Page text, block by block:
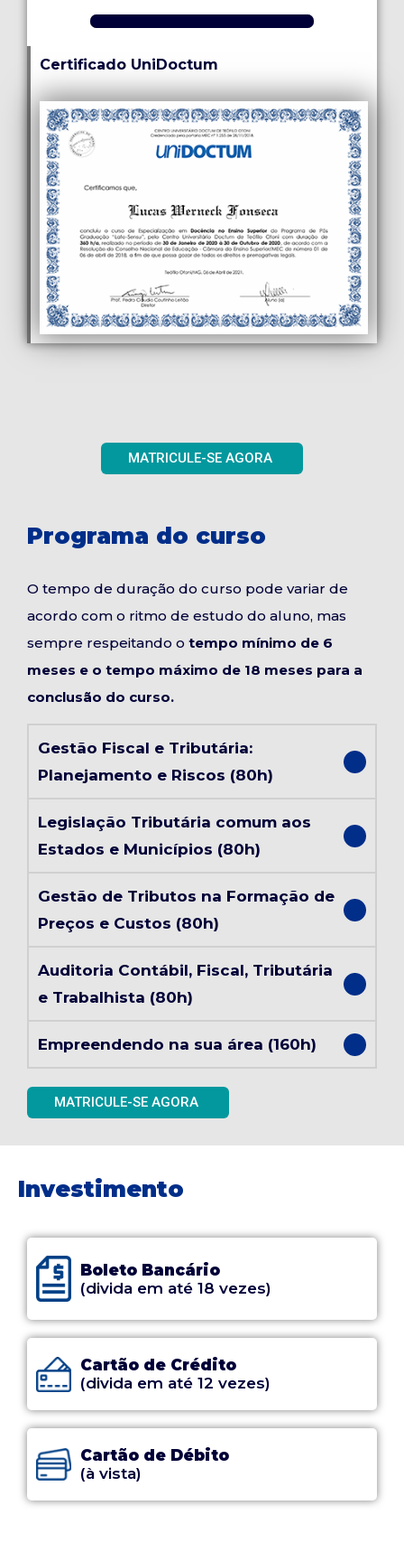
Certificado UniDoctum
MATRICULE-SE AGORA
Programa do curso
O tempo de duração do curso pode variar de
acordo com o ritmo de estudo do aluno, mas
sempre respeitando o tempo mínimo de 6
meses e o tempo máximo de 18 meses para a
conclusão do curso.
Gestão Fiscal e Tributária:
Planejamento e Riscos (80h)
Legislação Tributária comum aos
Estados e Municípios (80h)
Gestão de Tributos na Formação de
Preços e Custos (80h)
Auditoria Contábil, Fiscal, Tributária
e Trabalhista (80h)
Empreendendo na sua área (160h)
MATRICULE-SE AGORA
Investimento
Boleto Bancário
(divida em até 18 vezes)
Cartão de Crédito
(divida em até 12 vezes)
Cartão de Débito
(à vista)